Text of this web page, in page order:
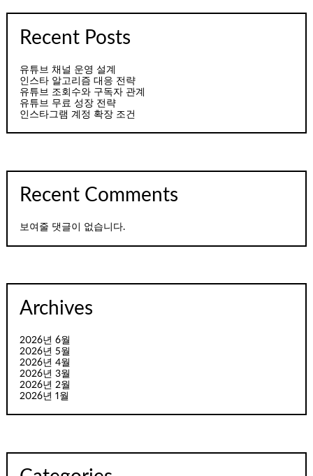
Recent Posts
유튜브 채널 운영 설계
인스타 알고리즘 대응 전략
유튜브 조회수와 구독자 관계
유튜브 무료 성장 전략
인스타그램 계정 확장 조건
Recent Comments
보여줄 댓글이 없습니다.
Archives
2026년 6월
2026년 5월
2026년 4월
2026년 3월
2026년 2월
2026년 1월